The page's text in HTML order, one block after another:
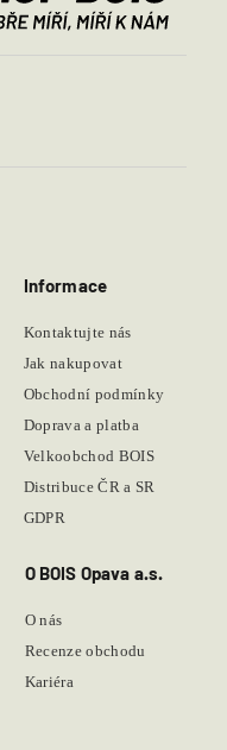
Informace
Kontaktujte nás
Jak nakupovat
Obchodní podmínky
Doprava a platba
Velkoobchod BOIS
Distribuce ČR a SR
GDPR
O BOIS Opava a.s.
O nás
Recenze obchodu
Kariéra